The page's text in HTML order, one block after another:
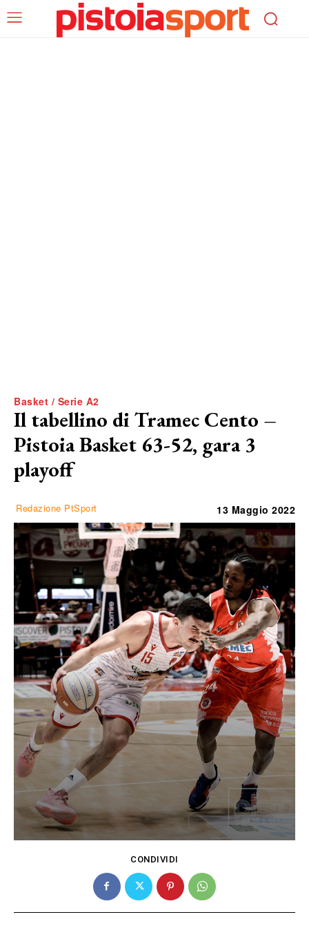
Basket / Serie A2
Il tabellino di Tramec Cento –
Pistoia Basket 63-52, gara 3
playoff
Redazione PtSport 13 Maggio 2022
CONDIVIDI